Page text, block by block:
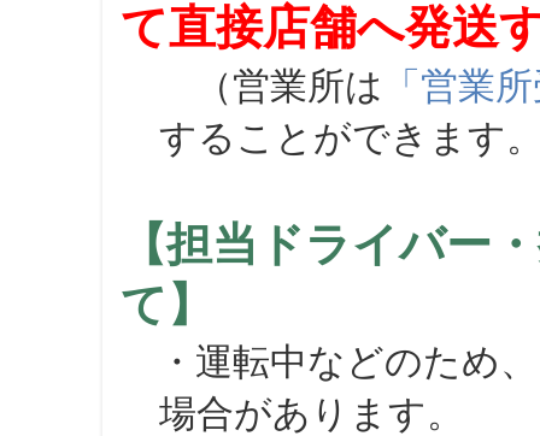
て直接店舗へ発送
（営業所は 「営業
することができます
【担当ドライバー
て】
・運転中などのため
場合があります。